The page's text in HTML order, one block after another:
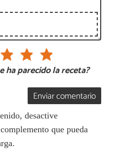
ha parecido la receta?
Enviar comentario
desactive
que pueda